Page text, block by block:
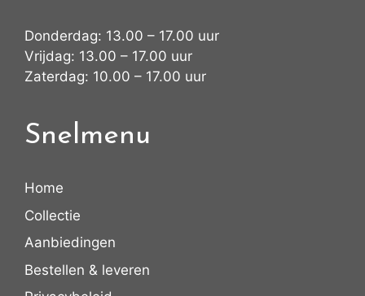
Donderdag: 13.00 – 17.00 uur
Vrijdag: 13.00 – 17.00 uur
Zaterdag: 10.00 – 17.00 uur
Snelmenu
Home
Collectie
Aanbiedingen
Bestellen & leveren